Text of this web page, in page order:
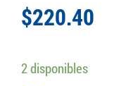
$220.40
2 disponibles